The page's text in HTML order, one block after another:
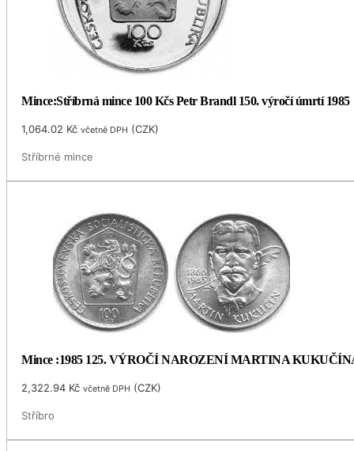
Mince:Stříbrná mince 100 Kčs Petr Brandl 150. výročí úmrtí 1985
1,064.02 Kč včetně DPH (CZK)
Stříbrné mince
Mince :1985 125. VÝROČÍ NAROZENÍ MARTINA
2,322.94 Kč včetně DPH (CZK)
Stříbro